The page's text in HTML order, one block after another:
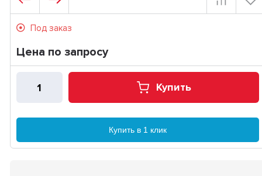
Под заказ
Цена по запросу
Купить
Купить в 1 клик